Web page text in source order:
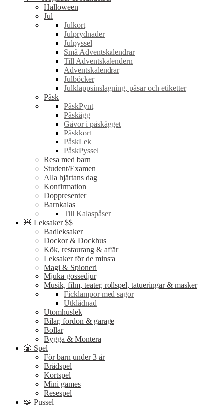
Halloween
Jul
Julkort
Julprydnader
Julpyssel
Små Adventskalendrar
Till Adventskalendern
Adventskalendrar
Julböcker
Julklappsinslagning, påsar och etiketter
Påsk
PåskPynt
Påskägg
Gåvor i påskägget
Påskkort
PåskLek
PåskPyssel
Resa med barn
Student/Examen
Alla hjärtans dag
Konfirmation
Doppresenter
Barnkalas
Till Kalaspåsen
🧸 Leksaker $$
Badleksaker
Dockor & Dockhus
Kök, restaurang & affär
Leksaker för de minsta
Magi & Spioneri
Mjuka gossedjur
Musik, film, teater, rollspel, tatueringar & masker
Ficklampor med sagor
Utklädnad
Utomhuslek
Bilar, fordon & garage
Bollar
Bygga & Montera
🎲 Spel
För barn under 3 år
Brädspel
Kortspel
Mini games
Resespel
🧩 Pussel